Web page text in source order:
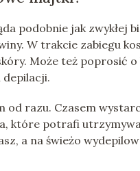
podobnie jak zwykłej
W trakcie zabiegu
Może też poprosić
depilacji.
od razu. Czasem
które potrafi
a na świeżo